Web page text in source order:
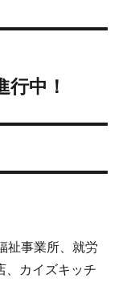
中！
祉事業所、就労
、カイズキッチ